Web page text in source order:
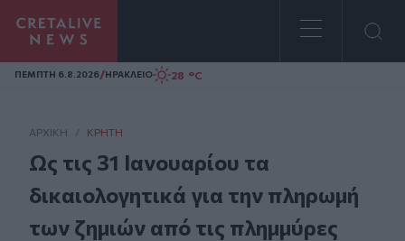
Homepage
ΠΕΜΠΤΗ 6.8.2026/ΗΡΑΚΛΕΙΟ 28 °C
ΑΡΧΙΚΗ / ΚΡΉΤΗ
Ως τις 31 Ιανουαρίου τα
δικαιολογητικά για την πληρωμή
των ζημιών από τις πλημμύρες